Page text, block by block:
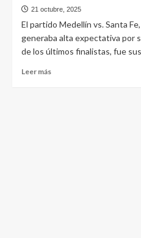
21 octubre, 2025
El partido Medellín vs. Santa
generaba alta expectativa por
de los últimos finalistas, fue
Leer más